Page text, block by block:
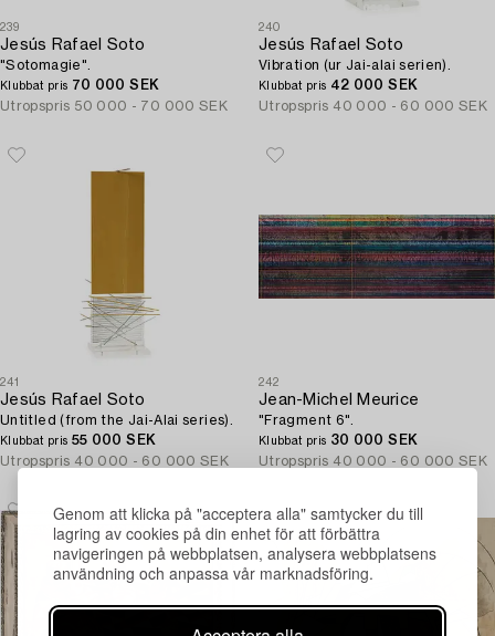
Genom att klicka på "acceptera alla" samtycker du till
lagring av cookies på din enhet för att förbättra
navigeringen på webbplatsen, analysera webbplatsens
användning och anpassa vår marknadsföring.
239
Jesús Rafael Soto
"Sotomagie".
Klubbat pris 70 000 SEK
Utropspris 50 000 - 70 000 SEK
240
Jesús Rafael Soto
Vibration (ur Jai-alai serien).
Klubbat pris 42 000 SEK
Utropspris 40 000 - 60 000 SEK
241
Jesús Rafael Soto
Untitled (from the Jai-Alai series).
Klubbat pris 55 000 SEK
Utropspris 40 000 - 60 000 SEK
242
Jean-Michel Meurice
"Fragment 6".
Klubbat pris 30 000 SEK
Utropspris 40 000 - 60 000 SEK